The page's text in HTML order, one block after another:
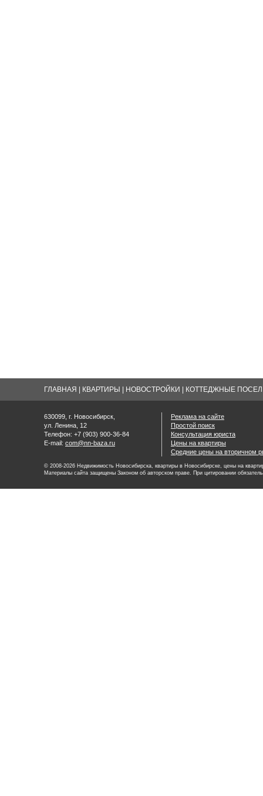
ГЛАВНАЯ КВАРТИРЫ НОВОСТРОЙКИ КОТТЕДЖНЫЕ
630099, г. Новосибирск,
ул. Ленина, 12
Телефон: +7 (903) 900-36-84
E-mail: com@nn-baza.ru
Реклама на сайте
Простой поиск
Консультация юриста
Цены на квартиры
Средние цены на вторичном
© 2008-2026 Недвижимость Новосибирска, квартиры в Новосибирске, цены на
Материалы сайта защищены Законом об авторском праве. При цитировании